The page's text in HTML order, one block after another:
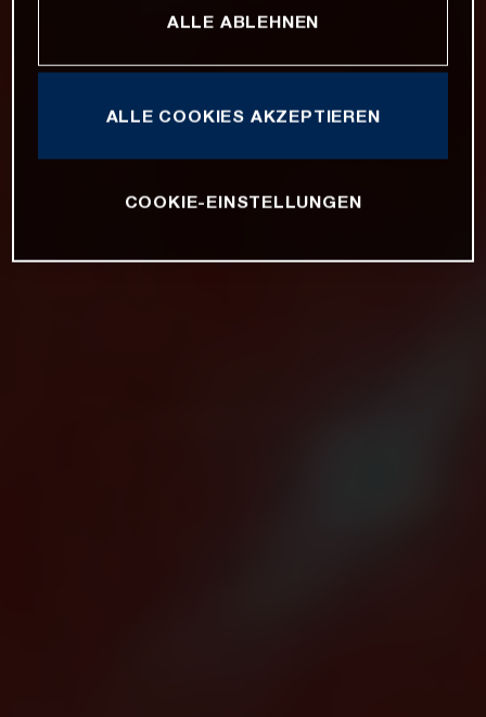
ALLE ABLEHNEN
ALLE COOKIES AKZEPTIEREN
COOKIE-EINSTELLUNGEN